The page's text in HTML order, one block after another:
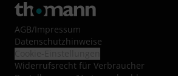
AGB/Impressum
Datenschutzhinweise
Widerrufsrecht für Verbraucher